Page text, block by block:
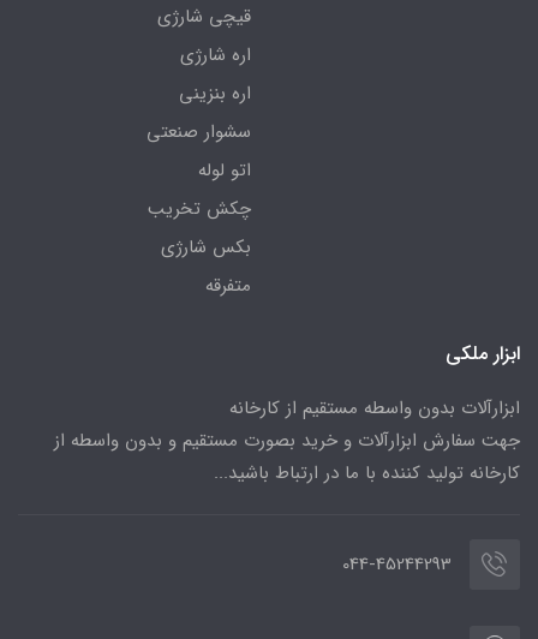
قیچی شارژی
اره شارژی
اره بنزینی
سشوار صنعتی
اتو لوله
چکش تخریب
بکس شارژی
متفرقه
ابزار ملکی
ابزارآلات بدون واسطه مستقیم از کارخانه
جهت سفارش ابزارآلات و خرید بصورت مستقیم و بدون واسطه از
کارخانه تولید کننده با ما در ارتباط باشید...
044-45244293